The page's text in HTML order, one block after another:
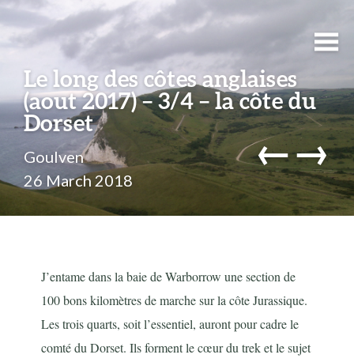
Le long des côtes anglaises
(aout 2017) – 3/4 – la côte du
Dorset
Goulven
26 March 2018
←→
J’entame dans la baie de Warborrow une section de
100 bons kilomètres de marche sur la côte Jurassique.
Les trois quarts, soit l’essentiel, auront pour cadre le
comté du Dorset. Ils forment le cœur du trek et le sujet